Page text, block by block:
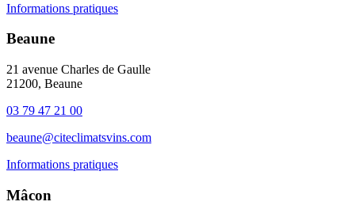
Informations pratiques
Beaune
21 avenue Charles de Gaulle
21200, Beaune
03 79 47 21 00
beaune@citeclimatsvins.com
Informations pratiques
Mâcon